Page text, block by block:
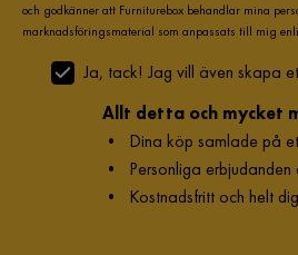
och godkänner att Furniturebox behandlar mina
marknadsföringsmaterial som anpassats till mig
Ja, tack! Jag vill även skapa
Allt detta och mycket
• Dina köp samlade på
• Personliga
• Kostnadsfritt och helt